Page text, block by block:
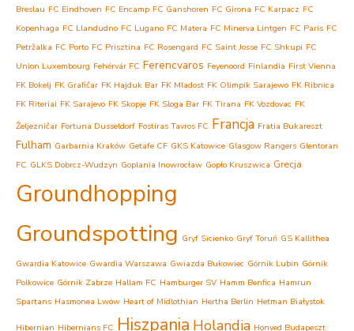
Breslau FC Eindhoven FC Encamp FC Ganshoren FC Girona FC Karpacz FC
Kopenhaga FC Llandudno FC Lugano FC Matera FC Minerva Lintgen FC Paris FC
Petržalka FC Porto FC Prisztina FC Rosengard FC Saint Josse FC Shkupi FC
Union Luxembourg Fehérvár FC Ferencvaros Feyenoord Finlandia First Vienna
FK Bokelj FK Grafičar FK Hajduk Bar FK Mladost FK Olimpik Sarajewo FK Ribnica
FK Riteriai FK Sarajevo FK Skopje FK Sloga Bar FK Tirana FK Vozdovac FK
Željezničar Fortuna Dusseldorf Fostiras Tavros FC Francja Fratia Bukareszt
Fulham Garbarnia Kraków Getafe CF GKS Katowice Glasgow Rangers Glentoran
FC GLKS Dobrcz-Wudzyn Goplania Inowrocław Gopło Kruszwica Grecja
Groundhopping
Groundspotting Gryf Sicienko Gryf Toruń GS Kallithea
Gwardia Katowice Gwardia Warszawa Gwiazda Bukowiec Górnik Lubin Górnik
Polkowice Górnik Zabrze Hallam FC Hamburger SV Hamm Benfica Hamrun
Spartans Hasmonea Lwów Heart of Midlothian Hertha Berlin Hetman Białystok
Hibernian Hibernians FC Hiszpania Holandia Honved Budapeszt